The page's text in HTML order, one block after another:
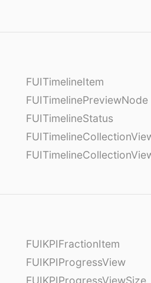
FUITimelineItem
FUITimelinePreviewNode
FUITimelineStatus
FUIKPIFractionItem
FUIKPIProgressView
FUIKPIProgressViewSize